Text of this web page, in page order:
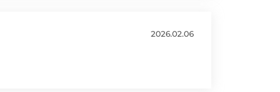
2026.02.06